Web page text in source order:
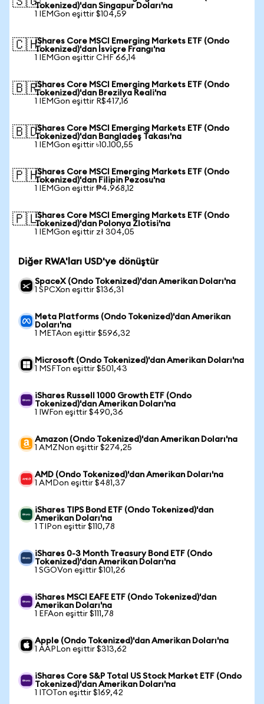
Tokenized)'dan Singapur Doları'na
1 IEMGon eşittir $104,59
🇨🇭iShares Core MSCI Emerging Markets ETF (Ondo
Tokenized)'dan İsviçre Frangı'na
1 IEMGon eşittir CHF 66,14
🇧🇷iShares Core MSCI Emerging Markets ETF (Ondo
Tokenized)'dan Brezilya Reali'na
1 IEMGon eşittir R$417,16
🇧🇩iShares Core MSCI Emerging Markets ETF (Ondo
Tokenized)'dan Bangladeş Takası'na
1 IEMGon eşittir ৳10.100,55
🇵🇭iShares Core MSCI Emerging Markets ETF (Ondo
Tokenized)'dan Filipin Pezosu'na
1 IEMGon eşittir ₱4.968,12
🇵🇱iShares Core MSCI Emerging Markets ETF (Ondo
Tokenized)'dan Polonya Zlotisi'na
1 IEMGon eşittir zł 304,05
Diğer RWA'ları USD'ye dönüştür
SpaceX (Ondo Tokenized)'dan Amerikan Doları'na
1 SPCXon eşittir $136,31
Meta Platforms (Ondo Tokenized)'dan Amerikan
Doları'na
1 METAon eşittir $596,32
Microsoft (Ondo Tokenized)'dan Amerikan Doları'na
1 MSFTon eşittir $501,43
iShares Russell 1000 Growth ETF (Ondo
Tokenized)'dan Amerikan Doları'na
1 IWFon eşittir $490,36
Amazon (Ondo Tokenized)'dan Amerikan Doları'na
1 AMZNon eşittir $274,25
AMD (Ondo Tokenized)'dan Amerikan Doları'na
1 AMDon eşittir $481,37
iShares TIPS Bond ETF (Ondo Tokenized)'dan
Amerikan Doları'na
1 TIPon eşittir $110,78
iShares 0-3 Month Treasury Bond ETF (Ondo
Tokenized)'dan Amerikan Doları'na
1 SGOVon eşittir $101,26
iShares MSCI EAFE ETF (Ondo Tokenized)'dan
Amerikan Doları'na
1 EFAon eşittir $111,78
Apple (Ondo Tokenized)'dan Amerikan Doları'na
1 AAPLon eşittir $313,62
iShares Core S&P Total US Stock Market ETF (Ondo
Tokenized)'dan Amerikan Doları'na
1 ITOTon eşittir $169,42